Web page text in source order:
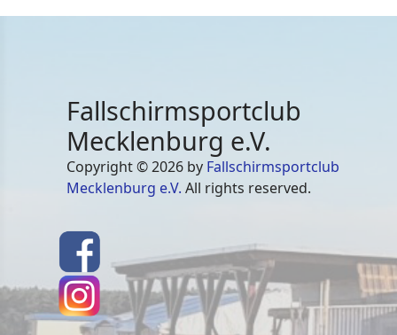
Fallschirmsportclub
Mecklenburg e.V.
Copyright © 2026 by Fallschirmsportclub
Mecklenburg e.V. All rights reserved.